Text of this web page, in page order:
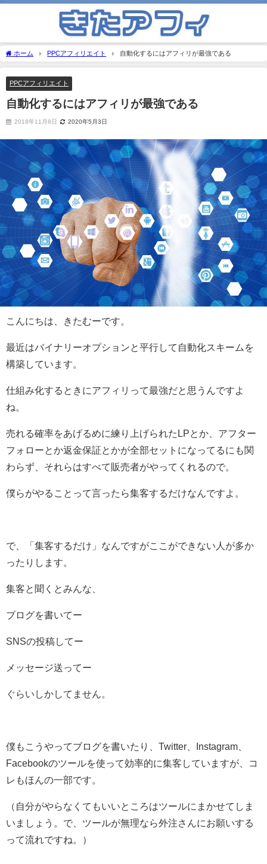
ホーム PPCアフィリエイト 自動化するにはアフィリが最強である
PPCアフィリエイト
自動化するにはアフィリが最強である
2018年11月8日 2020年5月3日
こんにちは、きたむーです。
最近はバイナリーオプションと平行して自動化スキームを
構築しています。
仕組み化するときにアフィリって最強だと思うんですよ
ね。
売れる確率をあげるめに練り上げられたLPとか、アフター
フォローとか返金保証とかが全部セットになってるにも関
わらず、それらはすべて販売者がやってくれるので。
僕らがやることって言ったら集客するだけなんですよ。
で、「集客するだけ」なんですがここができない人が多か
ったりします。
集客と聞くとみんな、
ブログを書いてー
SNSの投稿してー
メッセージ送ってー
ぐらいしかしてません。
僕もこうやってブログを書いたり、Twitter、Instagram、
Facebookのツールを使って効率的に集客していますが、コ
レもほんの一部です。
（自分がやらなくてもいいところはツールにまかせてしま
いましょう。で、ツールが無理なら外注さんにお願いする
って流れですね。）